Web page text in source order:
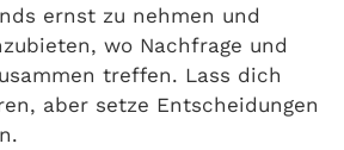
ernst zu nehmen und
wo Nachfrage und
treffen. Lass dich
aber setze Entscheidungen